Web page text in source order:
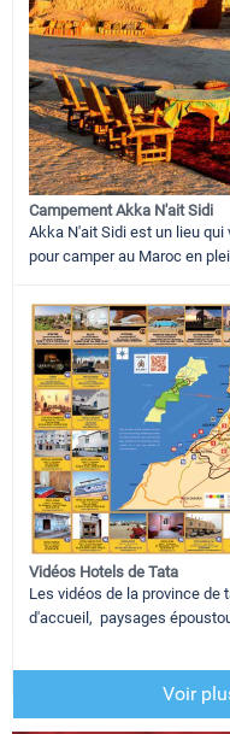
Campement Akka N'ait Sidi
Akka N'ait Sidi est un lieu
pour camper au Maroc en
Vidéos Hotels de Tata
Les vidéos de la province de
d'accueil, paysages
Voir